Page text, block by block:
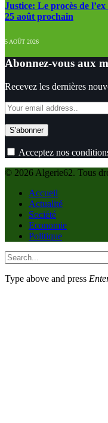
Justice: Le procès de
25 août prochain
5 AOÛT 2026
Abonnez-vous aux
Recevez les dernières
Acceptez nos
© 2026 Algerie62. Tous
Accueil
Actualité
Société
Economie
Politique
Type above and press